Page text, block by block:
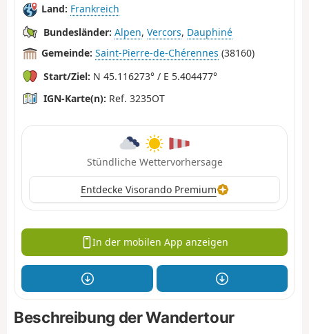
Land: Frankreich
Bundesländer: Alpen, Vercors, Dauphiné
Gemeinde: Saint-Pierre-de-Chérennes (38160)
Start/Ziel: N 45.116273° / E 5.404477°
IGN-Karte(n): Ref. 3235OT
Stündliche Wettervorhersage
Entdecke Visorando Premium
In der mobilen App anzeigen
Beschreibung der Wandertour